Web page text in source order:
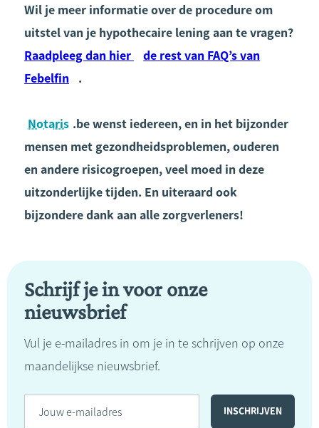
Wil je meer informatie over de procedure om
uitstel van je hypothecaire lening aan te vragen?
Raadpleeg dan hier
de rest van FAQ’s van
Febelfin
.
Notaris .be wenst iedereen, en in het bijzonder
mensen met gezondheidsproblemen, ouderen
en andere risicogroepen, veel moed in deze
uitzonderlijke tijden. En uiteraard ook
bijzondere dank aan alle zorgverleners!
Schrijf je in voor onze
nieuwsbrief
Vul je e-mailadres in om je in te schrijven op onze
maandelijkse nieuwsbrief.